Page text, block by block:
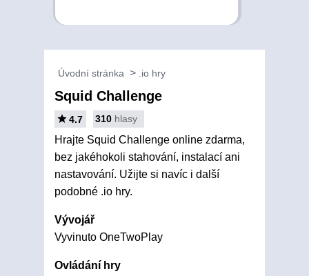
Úvodní stránka .io hry
Squid Challenge
4.7 310 hlasy
Hrajte Squid Challenge online zdarma,
bez jakéhokoli stahování, instalací ani
nastavování. Užijte si navíc i další
podobné .io hry.
Vývojář
Vyvinuto OneTwoPlay
Ovládání hry